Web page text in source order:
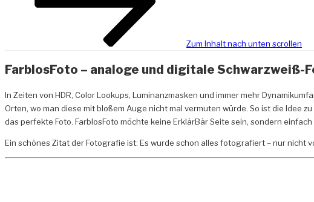
Zum Inhalt nach unten scrollen
FarblosFoto – analoge und digitale Schwarzweiß-
In Zeiten von HDR, Color Lookups, Luminanzmasken und immer mehr
Orten, wo man diese mit bloßem Auge nicht mal vermuten würde. So ist die Idee
das perfekte Foto. FarblosFoto möchte keine ErklärBär Seite sein, sondern
Ein schönes Zitat der Fotografie ist: Es wurde schon alles fotografiert – nur nicht